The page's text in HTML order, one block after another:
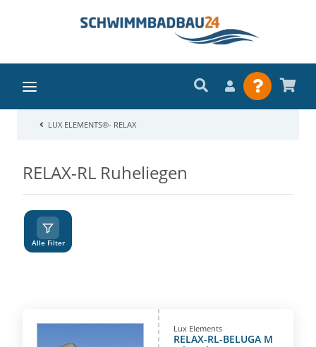
LUX ELEMENTS®- RELAX
RELAX-RL Ruheliegen
A
Alle Filter
Lux Elements
RELAX-RL-BELUGA M